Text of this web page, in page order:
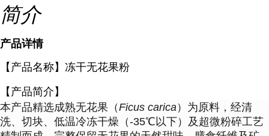
简介
产品详情
【产品名称】冻干无花果粉
【 产品简介 】
本产品精选成熟无花果（Ficus carica）为原料，经清
洗、切块、低温冷冻干燥（-35℃以下）及超微粉碎工艺